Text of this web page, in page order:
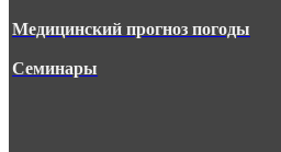
Медицинский прогноз погоды
Семинары